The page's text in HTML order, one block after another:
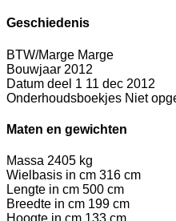
Geschiedenis
BTW/Marge Marge
Bouwjaar 2012
Datum deel 1 11 dec 2012
Onderhoudsboekjes Niet
Maten en gewichten
Massa 2405 kg
Wielbasis in cm 316 cm
Lengte in cm 500 cm
Breedte in cm 199 cm
Hoogte in cm 133 cm